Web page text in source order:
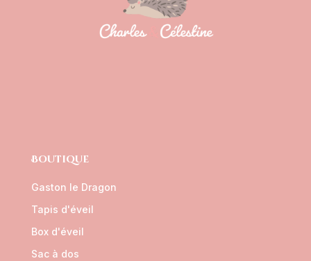
Boutique
Gaston le Dragon
Tapis d'éveil
Box d'éveil
Sac à dos